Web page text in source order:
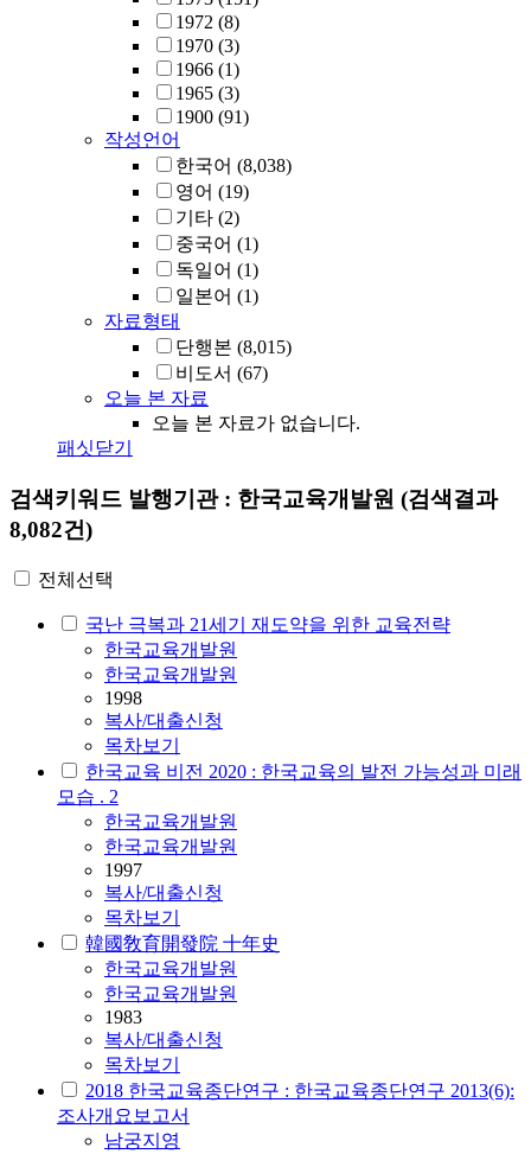
1972 (8)
1970 (3)
1966 (1)
1965 (3)
1900 (91)
작성언어
한국어 (8,038)
영어 (19)
기타 (2)
중국어 (1)
독일어 (1)
일본어 (1)
자료형태
단행본 (8,015)
비도서 (67)
오늘 본 자료
오늘 본 자료가 없습니다.
패싯닫기
검색키워드 발행기관 : 한국교육개발원 (검색결과
8,082건)
전체선택
국난 극복과 21세기 재도약을 위한 교육전략
한국교육개발원
한국교육개발원
1998
복사/대출신청
목차보기
한국교육 비전 2020 : 한국교육의 발전 가능성과 미래
모습 . 2
한국교육개발원
한국교육개발원
1997
복사/대출신청
목차보기
韓國敎育開發院 十年史
한국교육개발원
한국교육개발원
1983
복사/대출신청
목차보기
2018 한국교육종단연구 : 한국교육종단연구 2013(6):
조사개요보고서
남궁지영